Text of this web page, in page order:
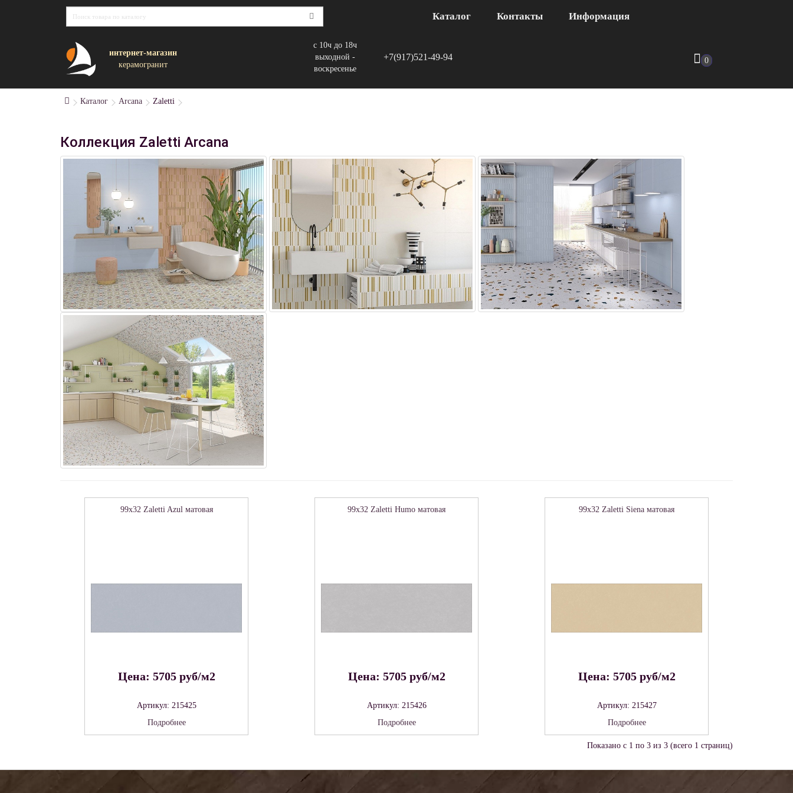
Каталог Контакты Информация
интернет-магазин
керамогранит
с 10ч до 18ч
выходной -
воскресенье
+7(917)521-49-94 0
Каталог Arcana Zaletti
Коллекция Zaletti Arcana
99x32 Zaletti Azul матовая
Цена: 5705 руб/м2
Артикул: 215425
Подробнее
99x32 Zaletti Humo матовая
Цена: 5705 руб/м2
Артикул: 215426
Подробнее
99x32 Zaletti Siena матовая
Цена: 5705 руб/м2
Артикул: 215427
Подробнее
Показано с 1 по 3 из 3 (всего 1 страниц)